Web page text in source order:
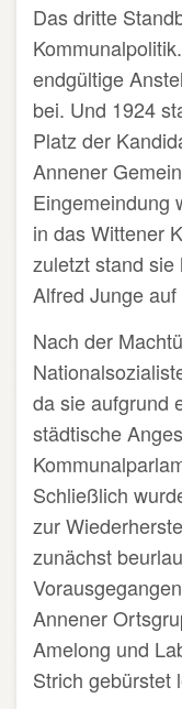
Das dritte
endgültige
bei. Und 1924
Platz der
Annener
Eingemeindung
in das Wittener
zuletzt stand
Alfred Junge
Nach der
da sie aufgrund
städtische
Schließlich
zur
zunächst
Annener
Amelong und
Strich gebürstet